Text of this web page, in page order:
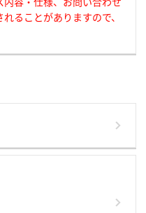
ることがありますので、